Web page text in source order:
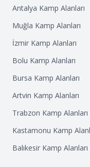
Antalya Kamp Alanları
Muğla Kamp Alanları
İzmir Kamp Alanları
Bolu Kamp Alanları
Bursa Kamp Alanları
Artvin Kamp Alanları
Trabzon Kamp Alanları
Kastamonu Kamp
Balıkesir Kamp Alanları